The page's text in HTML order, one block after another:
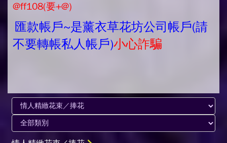
@ff108(要+@)
匯款帳戶~是薰衣草花坊公司帳戶(請
不要轉帳私人帳戶)小心詐騙